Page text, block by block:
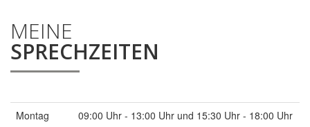
MEINE
SPRECHZEITEN
Montag 09:00 Uhr - 13:00 Uhr und 15:30 Uhr - 18:00 Uhr